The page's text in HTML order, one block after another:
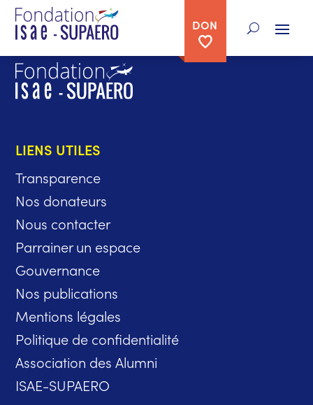
DON
LIENS UTILES
Transparence
Nos donateurs
Nous contacter
Parrainer un espace
Gouvernance
Nos publications
Mentions légales
Politique de confidentialité
Association des Alumni
ISAE-SUPAERO